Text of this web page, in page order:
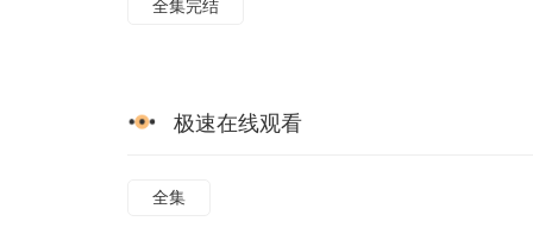
全集完结
极速在线观看
全集